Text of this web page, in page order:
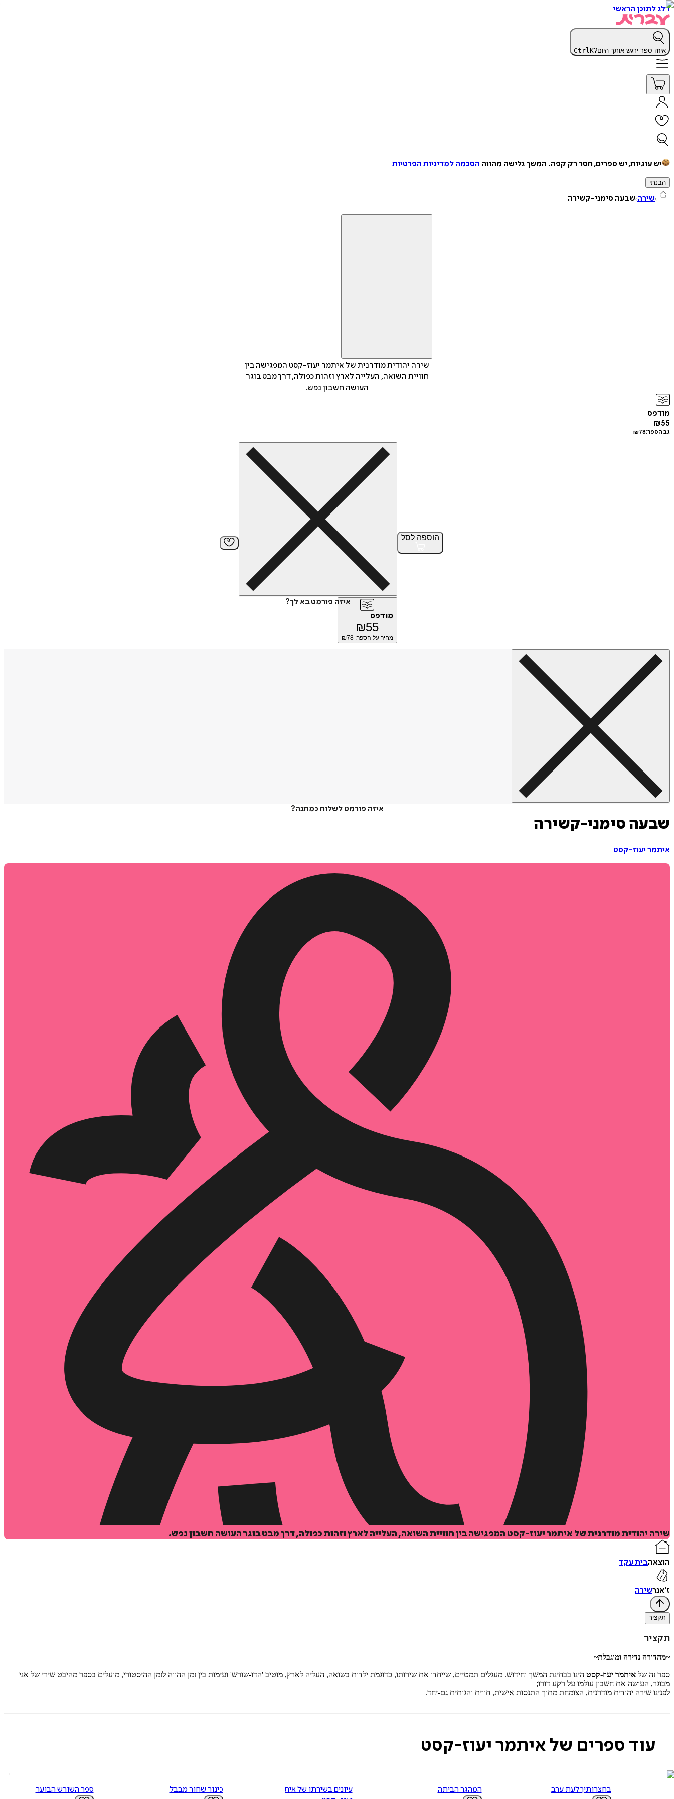
דלג לתוכן הראשי
איזה ספר ירגש אותך היום? CtrlK
יש עוגיות, יש ספרים, חסר רק קפה. המשך גלישה מהווה הסכמה למדיניות הפרטיות
הבנתי
שירה שבעה סימני-קשירה
שירה יהודית מודרנית של איתמר יעוז-קסט המפגישה בין
חוויית השואה, העלייה לארץ וזהות כפולה, דרך מבט בוגר
העושה חשבון נפש.
מודפס
₪55
גב הספר: ₪78
הוספה לסל
איזה פורמט בא לך?
מודפס
₪55
מחיר על הספר: ₪78
איזה פורמט לשלוח כמתנה?
איזה פורמט בא לך?
מודפס
שבעה סימני-קשירה
איתמר יעוז-קסט
שירה יהודית מודרנית של איתמר יעוז-קסט המפגישה בין חוויית השואה, העלייה לארץ וזהות כפולה, דרך מבט בוגר העושה חשבון נפש.
הוצאהבית עקד
ז'אנרשירה
תקציר
תקציר
~מהדורה נדירה ומוגבלת~
ספר זה של איתמר יעוז-קסט הינו בבחינת המשך וחידוש. מעגלים תמטיים, שייחדו את שירותו, כדוגמת ילדות בשואה, העליה לארץ, מוטיב 'הדו-שורש' ועימות בין זמן ההווה לזמן ההיסטורי, מועלים בספר מהיבט שירי של אני
מבוגר, העושה את חשבון עולמו על רקע דורו;
לפנינו שירה יהודית מודרנית, הצומחת מתוך התנסות אישית, חווית והגותית גם-יחד.
עוד ספרים של איתמר יעוז-קסט
בחצרותיך לעת ערב המהגר הביתה
עיונים בשירתו של איתמר
כינור שחור מבבל ספר השורש הבוער